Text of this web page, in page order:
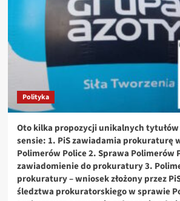
Polityka
Oto kilka propozycji unikalnych
sensie: 1. PiS zawiadamia prokuraturę
Polimerów Police 2. Sprawa Polimerów
zawiadomienie do prokuratury 3.
prokuratury – wniosek złożony przez
śledztwa prokuratorskiego w sprawie